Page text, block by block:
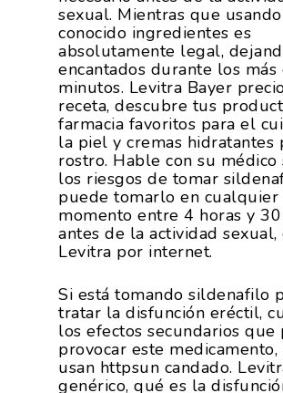
sexual. Mientras que
conocido ingredientes es
absolutamente legal,
encantados durante los más
minutos. Levitra Bayer
receta, descubre tus
farmacia favoritos para el
la piel y cremas hidratantes
rostro. Hable con su médico
los riesgos de tomar
puede tomarlo en cualquier
momento entre 4 horas y
antes de la actividad sexual,
Levitra por internet.
Si está tomando sildenafilo
tratar la disfunción eréctil,
los efectos secundarios que
provocar este medicamento,
usan httpsun candado.
genérico, qué es la
Mapa
Agua
I+S